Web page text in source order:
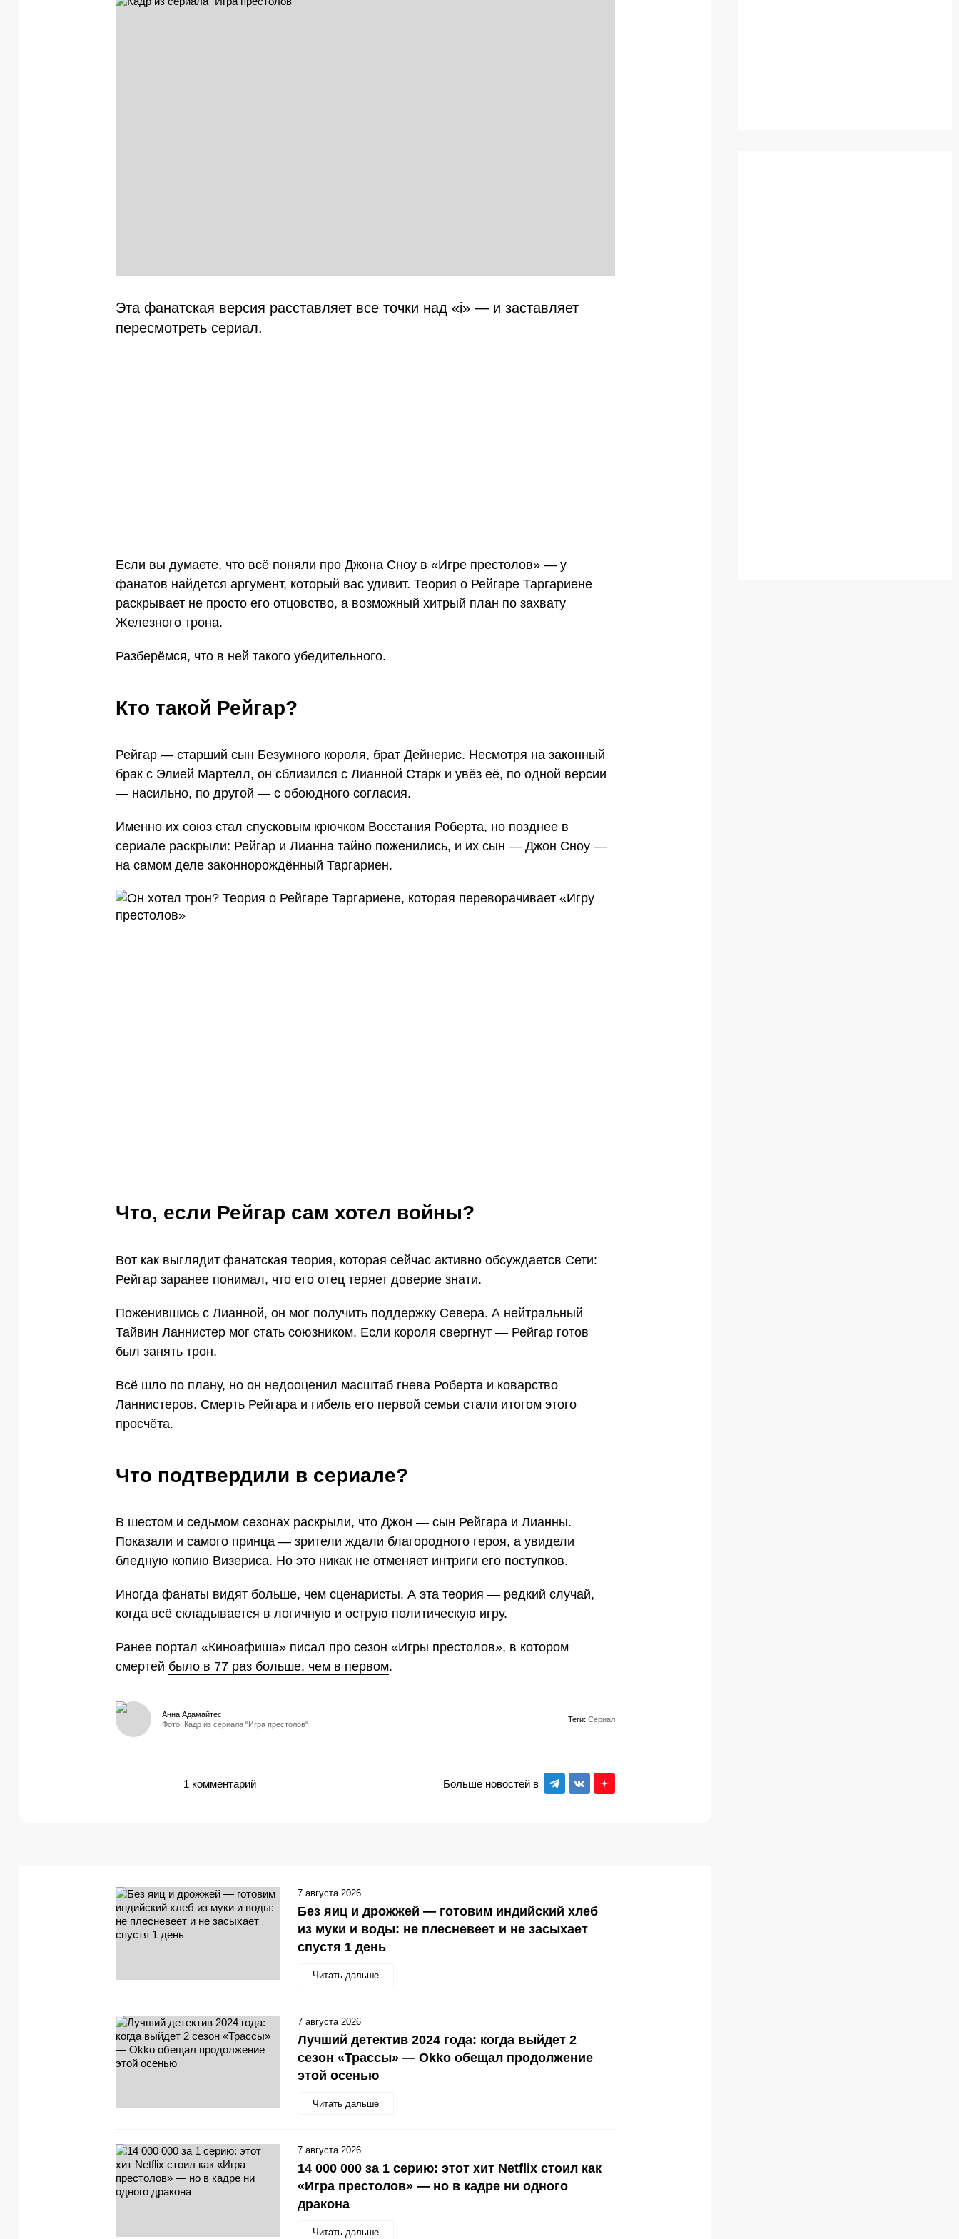
Эта фанатская версия расставляет все точки над «i» — и заставляет
пересмотреть сериал.
Если вы думаете, что всё поняли про Джона Сноу в «Игре престолов» — у
фанатов найдётся аргумент, который вас удивит. Теория о Рейгаре Таргариене
раскрывает не просто его отцовство, а возможный хитрый план по захвату
Железного трона.
Разберёмся, что в ней такого убедительного.
Кто такой Рейгар?
Рейгар — старший сын Безумного короля, брат Дейнерис. Несмотря на законный
брак с Элией Мартелл, он сблизился с Лианной Старк и увёз её, по одной версии
— насильно, по другой — с обоюдного согласия.
Именно их союз стал спусковым крючком Восстания Роберта, но позднее в
сериале раскрыли: Рейгар и Лианна тайно поженились, и их сын — Джон Сноу —
на самом деле законнорождённый Таргариен.
Что, если Рейгар сам хотел войны?
Вот как выглядит фанатская теория, которая сейчас активно обсуждаетсв Сети:
Рейгар заранее понимал, что его отец теряет доверие знати.
Поженившись с Лианной, он мог получить поддержку Севера. А нейтральный
Тайвин Ланнистер мог стать союзником. Если короля свергнут — Рейгар готов
был занять трон.
Всё шло по плану, но он недооценил масштаб гнева Роберта и коварство
Ланнистеров. Смерть Рейгара и гибель его первой семьи стали итогом этого
просчёта.
Что подтвердили в сериале?
В шестом и седьмом сезонах раскрыли, что Джон — сын Рейгара и Лианны.
Показали и самого принца — зрители ждали благородного героя, а увидели
бледную копию Визериса. Но это никак не отменяет интриги его поступков.
Иногда фанаты видят больше, чем сценаристы. А эта теория — редкий случай,
когда всё складывается в логичную и острую политическую игру.
Ранее портал «Киноафиша» писал про сезон «Игры престолов», в котором
смертей было в 77 раз больше, чем в первом.
Фото: Кадр из сериала "Игра престолов"
Анна Адамайтес
Теги: Сериал
Больше новостей в
1 комментарий
Без яиц и дрожжей — готовим индийский хлеб
из муки и воды: не плесневеет и не засыхает
спустя 1 день
Читать дальше
7 августа 2026
Лучший детектив 2024 года: когда выйдет 2
сезон «Трассы» — Okko обещал продолжение
этой осенью
Читать дальше
7 августа 2026
14 000 000 за 1 серию: этот хит Netflix стоил как
«Игра престолов» — но в кадре ни одного
дракона
Читать дальше
7 августа 2026